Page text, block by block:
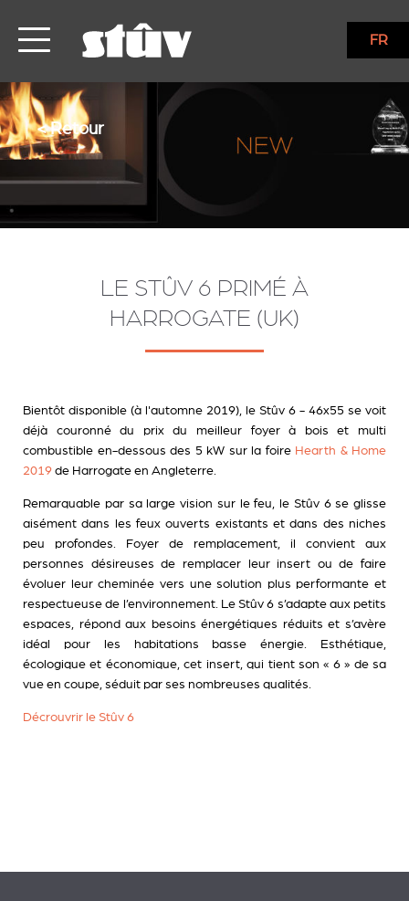
FR
< Retour
LE STÛV 6 PRIMÉ À
HARROGATE (UK)
Bientôt disponible (à l'automne 2019), le Stûv 6 - 46x55 se voit
déjà couronné du prix du meilleur foyer à bois et multi
combustible en-dessous des 5 kW sur la foire Hearth & Home
2019 de Harrogate en Angleterre.
Remarquable par sa large vision sur le feu, le Stûv 6 se glisse
aisément dans les feux ouverts existants et dans des niches
peu profondes. Foyer de remplacement, il convient aux
personnes désireuses de remplacer leur insert ou de faire
évoluer leur cheminée vers une solution plus performante et
respectueuse de l’environnement. Le Stûv 6 s’adapte aux petits
espaces, répond aux besoins énergétiques réduits et s’avère
idéal pour les habitations basse énergie. Esthétique,
écologique et économique, cet insert, qui tient son « 6 » de sa
vue en coupe, séduit par ses nombreuses qualités.
Décrouvrir le Stûv 6